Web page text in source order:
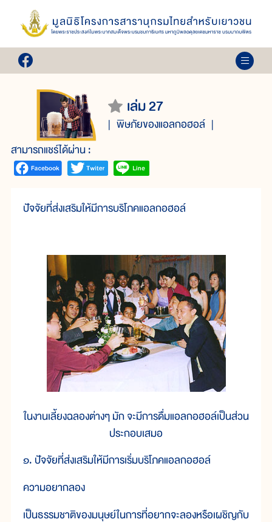
เล่ม 27
พิษภัยของแอลกอฮอล์
สามารถแชร์ได้ผ่าน :
ปัจจัยที่ส่งเสริมให้มีการบริโภคแอลกอฮอล์
ในงานเลี้ยงฉลองต่างๆ มัก จะมีการดื่มแอลกอฮอล์เป็นส่วน
ประกอบเสมอ
๑. ปัจจัยที่ส่งเสริมให้มีการเริ่มบริโภคแอลกอฮอล์
ความอยากลอง
เป็นธรรมชาติของมนุษย์ในการที่อยากจะลองหรือเผชิญกับ